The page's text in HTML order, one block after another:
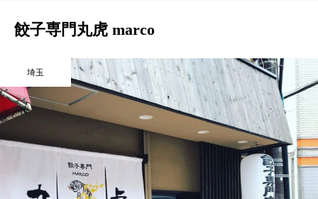
餃子専門丸虎 marco
埼玉